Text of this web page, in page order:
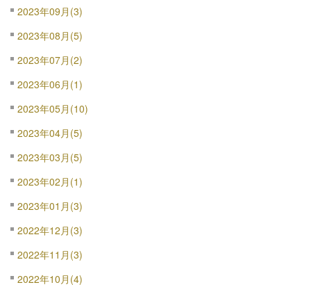
2023年09月(3)
2023年08月(5)
2023年07月(2)
2023年06月(1)
2023年05月(10)
2023年04月(5)
2023年03月(5)
2023年02月(1)
2023年01月(3)
2022年12月(3)
2022年11月(3)
2022年10月(4)